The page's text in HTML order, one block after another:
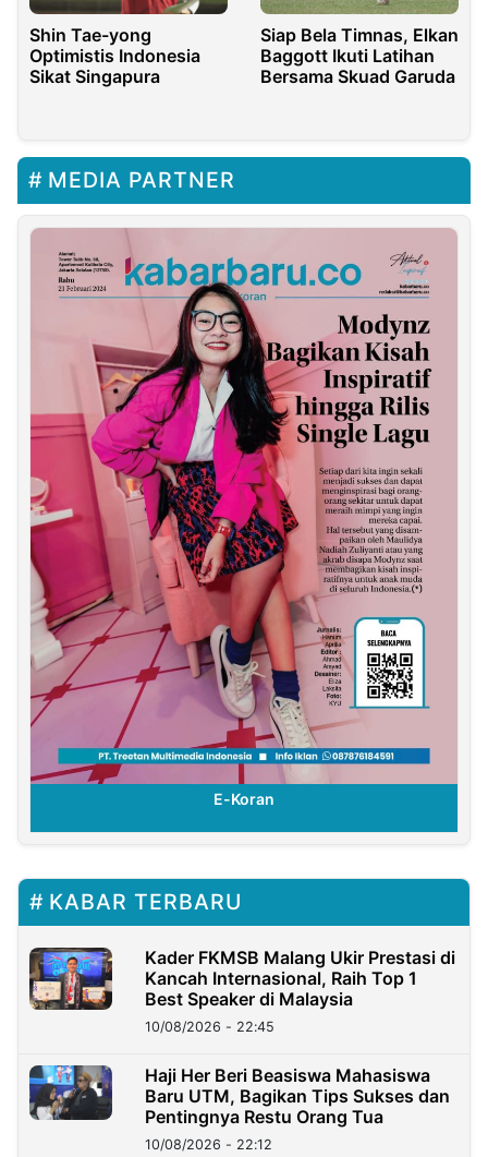
Shin Tae-yong
Optimistis Indonesia
Sikat Singapura
Siap Bela Timnas, Elkan
Baggott Ikuti Latihan
Bersama Skuad Garuda
MEDIA PARTNER
E-Koran
KABAR TERBARU
Kader FKMSB Malang Ukir Prestasi di
Kancah Internasional, Raih Top 1
Best Speaker di Malaysia
10/08/2026 - 22:45
Haji Her Beri Beasiswa Mahasiswa
Baru UTM, Bagikan Tips Sukses dan
Pentingnya Restu Orang Tua
10/08/2026 - 22:12